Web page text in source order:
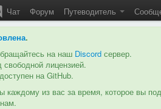
Чат Форум Путеводитель
.
на наш Discord сервер.
свободной лицензией.
доступен на GitHub.
каждому из вас за время, которое вы